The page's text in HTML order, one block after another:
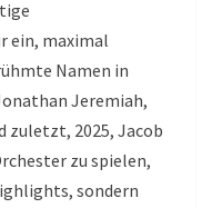
ein, maximal
Namen in
Jeremiah,
zuletzt, 2025, Jacob
zu spielen,
sondern